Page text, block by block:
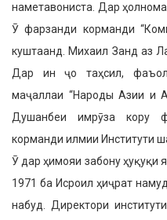
наметаво­ниста. Дар
Ӯ фарзанди кор­манди
куштаанд. Михаил Занд аз
Дар ин ҷо таҳсил,
маҷаллаи “Народы Азии и
Душанбеи имрӯза кору
корманди илмии Институти
Ӯ дар ҳимояи забону ҳуқуқи
1971 ба Исроил ҳиҷрат
набуд. Директо­ри